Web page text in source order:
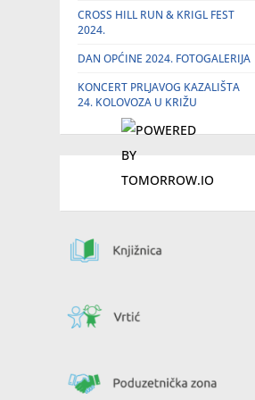
CROSS HILL RUN & KRIGL FEST
2024.
DAN OPĆINE 2024. FOTOGALERIJA
KONCERT PRLJAVOG KAZALIŠTA
24. KOLOVOZA U KRIŽU